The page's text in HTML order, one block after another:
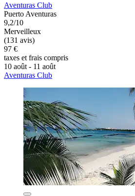
Aventuras Club
Puerto Aventuras
9,2/10
Merveilleux
(131 avis)
97 €
taxes et frais compris
10 août - 11 août
Aventuras Club